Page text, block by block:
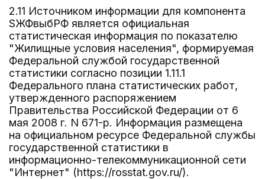
2.11 Источником информации для компонента
SЖФвыбРФ является официальная
статистическая информация по показателю
"Жилищные условия населения", формируемая
Федеральной службой государственной
статистики согласно позиции 1.11.1
Федерального плана статистических работ,
утвержденного распоряжением
Правительства Российской Федерации от 6
мая 2008 г. N 671-р. Информация размещена
на официальном ресурсе Федеральной службы
государственной статистики в
информационно-телекоммуникационной сети
"Интернет" (https://rosstat.gov.ru/).